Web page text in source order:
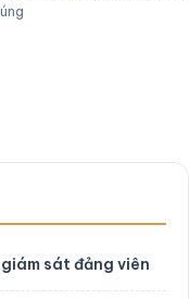
sát đảng viên